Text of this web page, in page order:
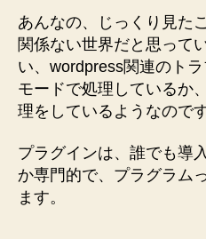
あんなの、じっくり見た
関係ない世界だと思って
い、wordpress関連のト
モードで処理しているか
理をしているようなのです
プラグインは、誰でも導
か専門的で、プラグラム
ます。